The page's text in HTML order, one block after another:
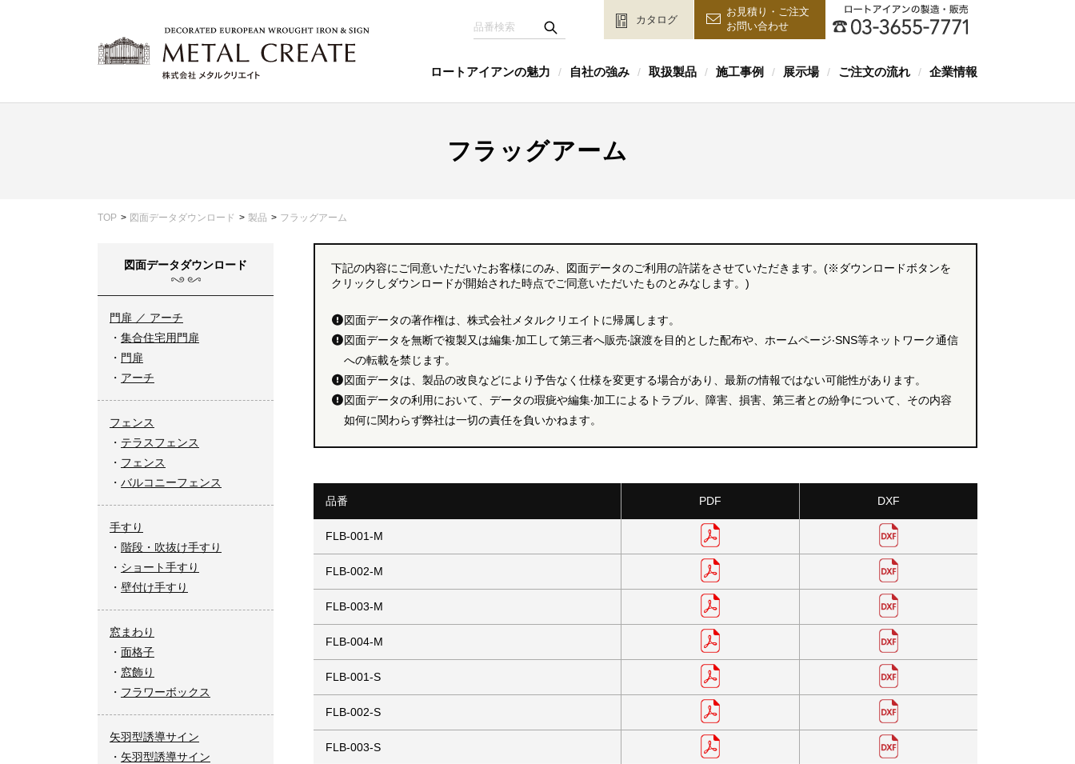
カタログ
お見積り・ご注文
お問い合わせ
ロートアイアンの魅力 / 自社の強み / 取扱製品 / 施工事例 / 展示場 / ご注文の流れ / 企業情報
フラッグアーム
TOP 図面データダウンロード 製品 フラッグアーム
下記の内容にご同意いただいたお客様にのみ、図面データのご利用の許諾をさせていただきます。(※ダウンロードボタンを
クリックしダウンロードが開始された時点でご同意いただいたものとみなします。)
図面データの著作権は、株式会社メタルクリエイトに帰属します。
図面データを無断で複製又は編集‧加工して第三者へ販売‧譲渡を目的とした配布や、ホームページ‧SNS等ネットワーク通信
への転載を禁じます。
図面データは、製品の改良などにより予告なく仕様を変更する場合があり、最新の情報ではない可能性があります。
図面データの利用において、データの瑕疵や編集‧加工によるトラブル、障害、損害、第三者との紛争について、その内容
如何に関わらず弊社は一切の責任を負いかねます。
品番 PDF DXF
FLB-001-M
FLB-002-M
FLB-003-M
FLB-004-M
FLB-001-S
FLB-002-S
FLB-003-S
図面データダウンロード
門扉 ／ アーチ
集合住宅用門扉
門扉
アーチ
フェンス
テラスフェンス
フェンス
バルコニーフェンス
手すり
階段・吹抜け手すり
ショート手すり
壁付け手すり
窓まわり
面格子
窓飾り
フラワーボックス
矢羽型誘導サイン
矢羽型誘導サイン